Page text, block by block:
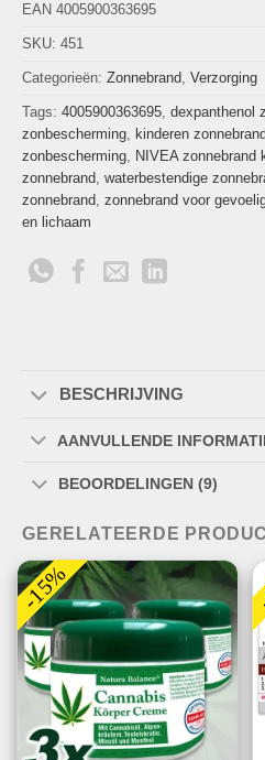
EAN 4005900363695
SKU: 451
Categorieën: Zonnebrand, Verzorging
Tags: 4005900363695, dexpanthenol
zonbescherming, kinderen
zonbescherming, NIVEA zonnebrand
zonnebrand, waterbestendige
zonnebrand, zonnebrand voor
en lichaam
BESCHRIJVING
AANVULLENDE
BEOORDELINGEN (9)
GERELATEERDE
-15%